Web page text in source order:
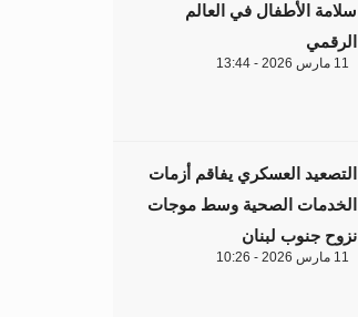
سلامة الأطفال في العالم
الرقمي
11 مارس 2026 - 13:44
التصعيد العسكري يفاقم أزمات
الخدمات الصحية وسط موجات
نزوح جنوب لبنان
11 مارس 2026 - 10:26